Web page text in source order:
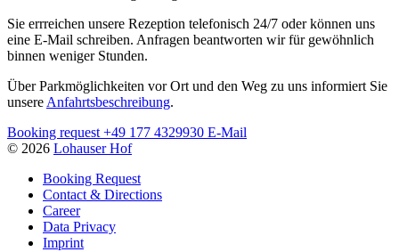
Sie errreichen unsere Rezeption telefonisch 24/7 oder können uns
eine E-Mail schreiben. Anfragen beantworten wir für gewöhnlich
binnen weniger Stunden.
Über Parkmöglichkeiten vor Ort und den Weg zu uns informiert Sie
unsere Anfahrtsbeschreibung.
Booking request +49 177 4329930 E-Mail
© 2026 Lohauser Hof
Booking Request
Contact & Directions
Career
Data Privacy
Imprint